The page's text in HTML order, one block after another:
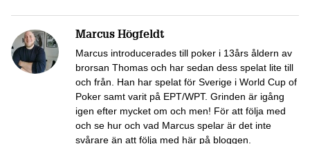
Marcus Högfeldt
Marcus introducerades till poker i 13års åldern av
brorsan Thomas och har sedan dess spelat lite till
och från. Han har spelat för Sverige i World Cup of
Poker samt varit på EPT/WPT. Grinden är igång
igen efter mycket om och men! För att följa med
och se hur och vad Marcus spelar är det inte
svårare än att följa med här på bloggen.